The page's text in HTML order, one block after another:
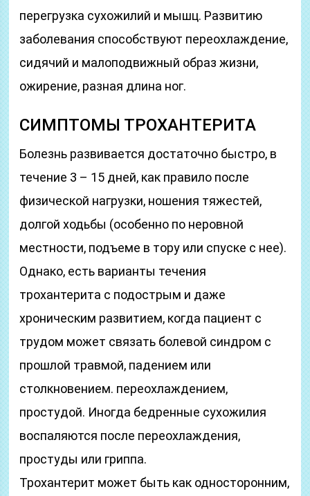
перегрузка сухожилий и мышц. Развитию
заболевания способствуют переохлаждение,
сидячий и малоподвижный образ жизни,
ожирение, разная длина ног.
СИМПТОМЫ ТРОХАНТЕРИТА
Болезнь развивается достаточно быстро, в
течение 3 – 15 дней, как правило после
физической нагрузки, ношения тяжестей,
долгой ходьбы (особенно по неровной
местности, подъеме в тору или спуске с нее).
Однако, есть варианты течения
трохантерита с подострым и даже
хроническим развитием, когда пациент с
трудом может связать болевой синдром с
прошлой травмой, падением или
столкновением. переохлаждением,
простудой. Иногда бедренные сухожилия
воспаляются после переохлаждения,
простуды или гриппа.
Трохантерит может быть как односторонним,